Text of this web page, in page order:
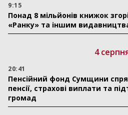
9:15
Понад 8 мільйонів книжок
«Ранку» та іншим
4
20:41
Пенсійний фонд Сумщини
пенсії, страхові виплати та
громад